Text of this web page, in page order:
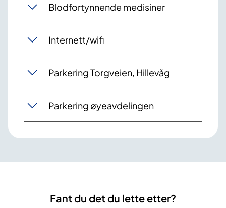
Blodfortynnende medisiner
Internett/wifi
Parkering Torgveien, Hillevåg
Parkering øyeavdelingen
Fant du det du lette etter?